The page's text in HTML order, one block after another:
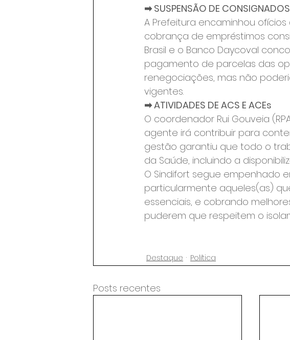
➡ SUSPENSÃO DE
A Prefeitura encaminhou
cobrança de empréstimos
Brasil e o Banco Daycoval
pagamento de parcelas das
renegociações, mas não
vigentes.
➡ ATIVIDADES DE ACS E ACEs
O coordenador Rui Gouveia
agente irá contribuir para
gestão garantiu que todo o
da Saúde, incluindo a
O Sindifort segue empenhado
particularmente aqueles(as)
essenciais, e cobrando
puderem que respeitem o
Destaque Política
Posts recentes